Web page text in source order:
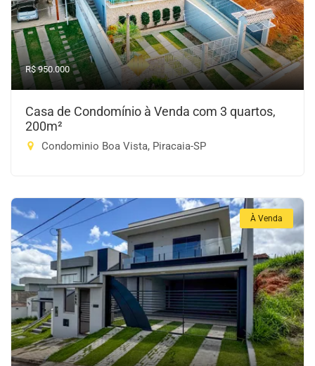
R$ 950.000
Casa de Condomínio à Venda com 3 quartos,
200m²
Condominio Boa Vista, Piracaia-SP
À Venda